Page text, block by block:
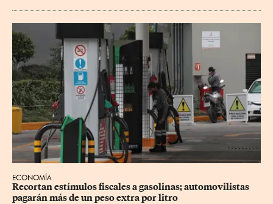
ECONOMÍA
Recortan estímulos fiscales a gasolinas; automovilistas
pagarán más de un peso extra por litro